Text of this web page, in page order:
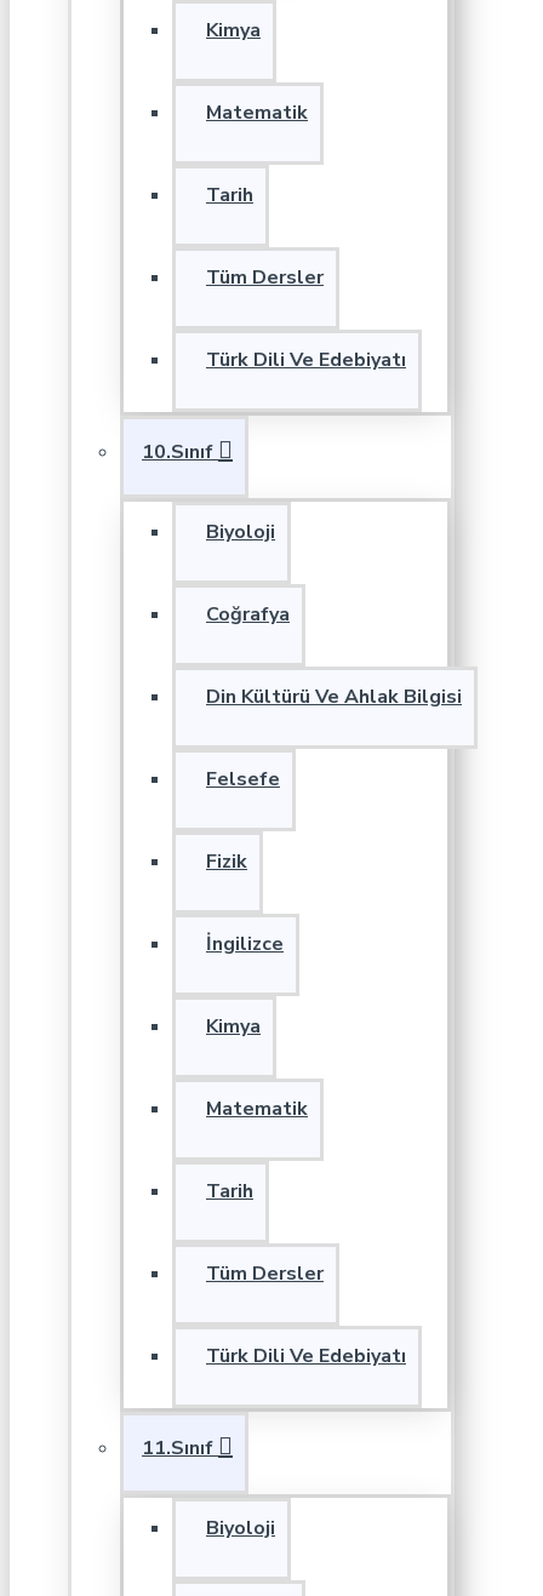
Kimya
Matematik
Tarih
Tüm Dersler
Türk Dili Ve Edebiyatı
10.Sınıf
Biyoloji
Coğrafya
Din Kültürü Ve Ahlak Bilgisi
Felsefe
Fizik
İngilizce
Kimya
Matematik
Tarih
Tüm Dersler
Türk Dili Ve Edebiyatı
11.Sınıf
Biyoloji